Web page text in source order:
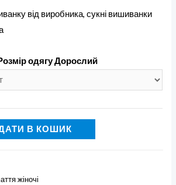
від виробника, сукні вишиванки
одягу Дорослий
В КОШИК
жіночі